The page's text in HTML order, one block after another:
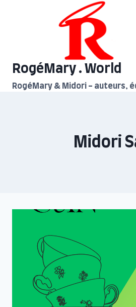
RogéMary . World
RogéMary & Midori - auteurs,
Midori